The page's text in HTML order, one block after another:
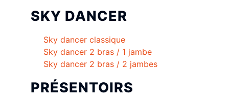
SKY DANCER
Sky dancer classique
Sky dancer 2 bras / 1 jambe
Sky dancer 2 bras / 2 jambes
PRÉSENTOIRS